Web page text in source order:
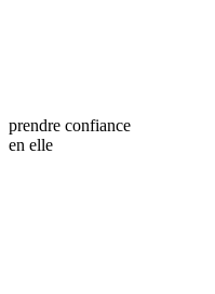
prendre confiance
en elle